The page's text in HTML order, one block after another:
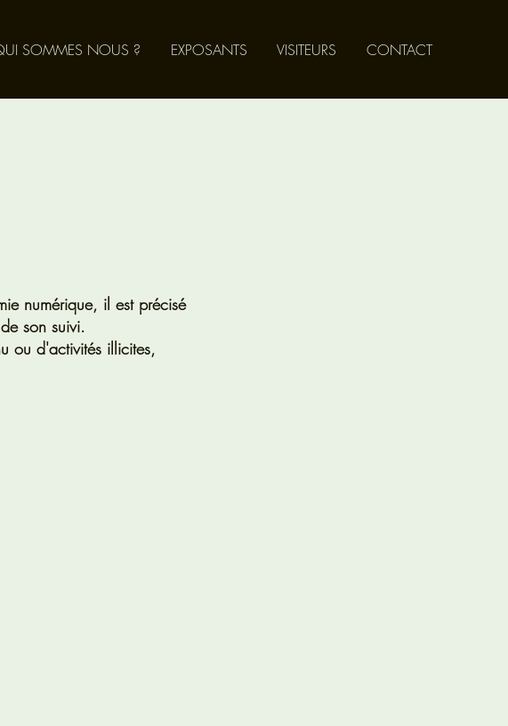
SOMMES NOUS ? EXPOSANTS VISITEURS CONTACT
numérique, il est précisé
son suivi.
ou d'activités illicites,